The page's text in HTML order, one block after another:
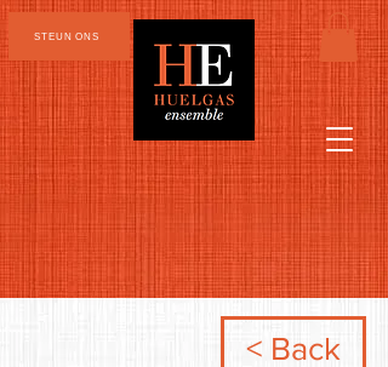
STEUN ONS
< Back